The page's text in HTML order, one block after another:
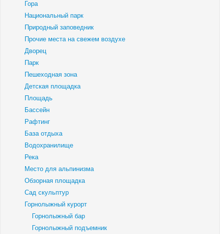
Гора
Национальный парк
Природный заповедник
Прочие места на свежем воздухе
Дворец
Парк
Пешеходная зона
Детская площадка
Площадь
Бассейн
Рафтинг
База отдыха
Водохранилище
Река
Место для альпинизма
Обзорная площадка
Сад скульптур
Горнолыжный курорт
Горнолыжный бар
Горнолыжный подъемник